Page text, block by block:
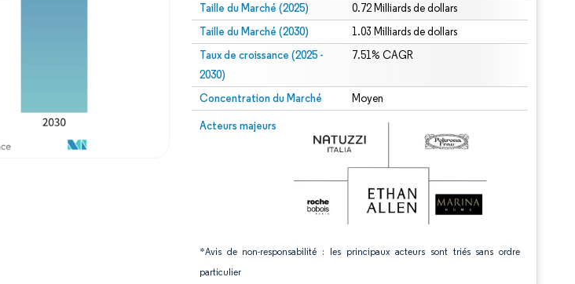
Taille du Marché (2025) 0.72 Milliards de dollars
Taille du Marché (2030) 1.03 Milliards de dollars
Taux de croissance (2025 -
2030)
7.51% CAGR
Concentration du Marché Moyen
Acteurs majeurs
*Avis de non-responsabilité : les principaux acteurs sont triés sans ordre
particulier
Image © Mordor Intelligence. La réutilisation nécessite une attribution sous CC BY 4.0.
Image © Mordor Intelligence. La réutilisation nécessite une attribution sous CC BY 4.0.